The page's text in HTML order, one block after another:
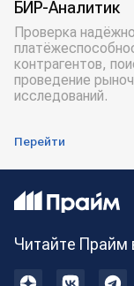
БИР-Аналитик
Проверка
контрагентов,
проведение
исследований.
Перейти
Читайте Прайм